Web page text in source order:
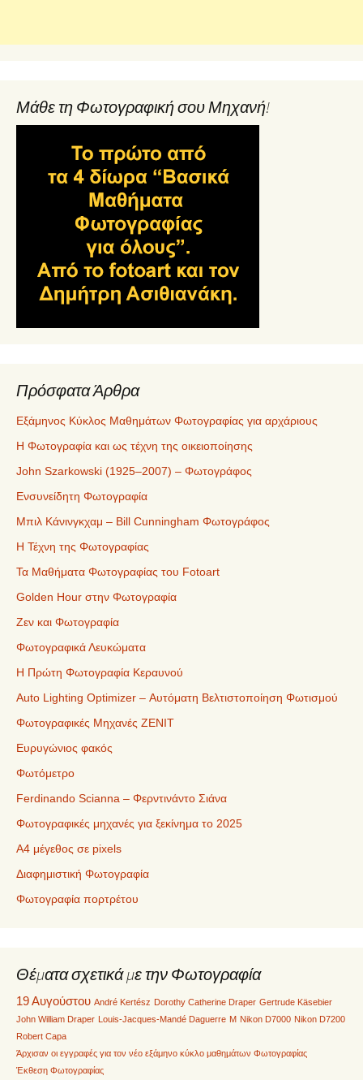
Μάθε τη Φωτογραφική σου Μηχανή!
Πρόσφατα Άρθρα
Εξάμηνος Κύκλος Μαθημάτων Φωτογραφίας για αρχάριους
Η Φωτογραφία και ως τέχνη της οικειοποίησης
John Szarkowski (1925–2007) – Φωτογράφος
Ενσυνείδητη Φωτογραφία
Μπιλ Κάνινγκχαμ – Bill Cunningham Φωτογράφος
Η Τέχνη της Φωτογραφίας
Τα Μαθήματα Φωτογραφίας του Fotoart
Golden Hour στην Φωτογραφία
Ζεν και Φωτογραφία
Φωτογραφικά Λευκώματα
Η Πρώτη Φωτογραφία Κεραυνού
Auto Lighting Optimizer – Αυτόματη Βελτιστοποίηση Φωτισμού
Φωτογραφικές Μηχανές ZENIT
Ευρυγώνιος φακός
Φωτόμετρο
Ferdinando Scianna – Φερντινάντο Σιάνα
Φωτογραφικές μηχανές για ξεκίνημα το 2025
Α4 μέγεθος σε pixels
Διαφημιστική Φωτογραφία
Φωτογραφία πορτρέτου
Θέματα σχετικά με την Φωτογραφία
19 Αυγούστου André Kertész Dorothy Catherine Draper Gertrude Käsebier
John William Draper Louis-Jacques-Mandé Daguerre M Nikon D7000 Nikon D7200
Robert Capa
Άρχισαν οι εγγραφές για τον νέο εξάμηνο κύκλο μαθημάτων Φωτογραφίας
Έκθεση Φωτογραφίας